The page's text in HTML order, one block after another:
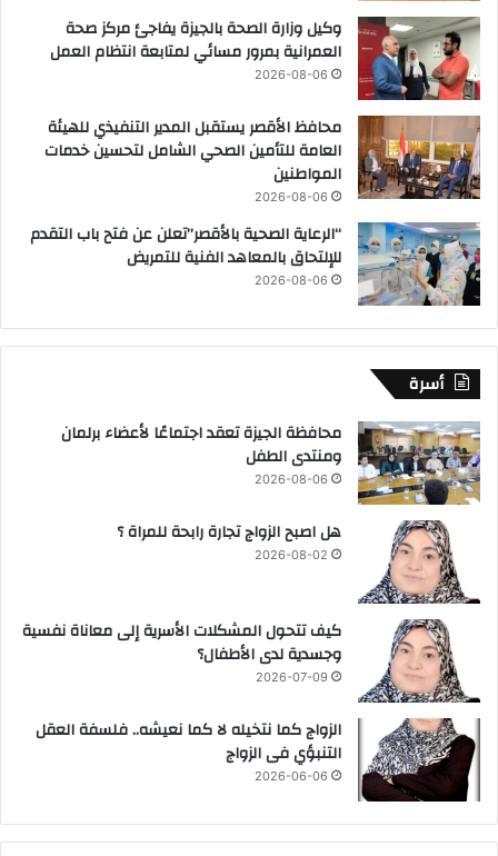
وكيل وزارة الصحة بالجيزة يفاجئ مركز صحة
العمرانية بمرور مسائي لمتابعة انتظام العمل
2026-08-06
محافظ الأقصر يستقبل المدير التنفيذي للهيئة
العامة للتأمين الصحي الشامل لتحسين خدمات
المواطنين
2026-08-06
“الرعاية الصحية بالأقصر”تعلن عن فتح باب التقدم
للإلتحاق بالمعاهد الفنية للتمريض
2026-08-06
أسرة
محافظة الجيزة تعقد اجتماعًا لأعضاء برلمان
ومنتدى الطفل
2026-08-06
هل اصبح الزواج تجارة رابحة للمراة ؟
2026-08-02
كيف تتحول المشكلات الأسرية إلى معاناة نفسية
وجسدية لدى الأطفال؟
2026-07-09
الزواج كما نتخيله لا كما نعيشه.. فلسفة العقل
التنبؤي فى الزواج
2026-06-06